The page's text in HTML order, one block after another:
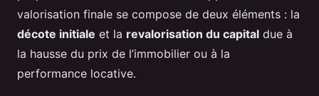
valorisation finale se compose de deux éléments : la
décote initiale et la revalorisation du capital due à
la hausse du prix de l’immobilier ou à la
performance locative.